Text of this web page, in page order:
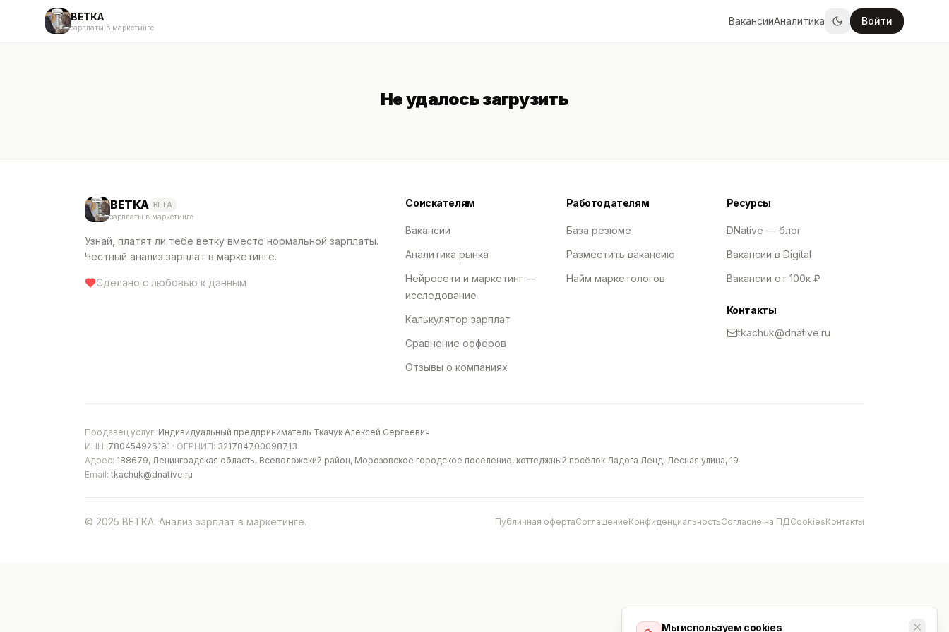
Мы используем cookies
ВЕТКА
зарплаты в маркетинге
ВакансииАналитика Войти
Не удалось загрузить
ВЕТКА BETA
зарплаты в маркетинге
Узнай, платят ли тебе ветку вместо нормальной зарплаты.
Честный анализ зарплат в маркетинге.
Сделано с любовью к данным
Соискателям
Вакансии
Аналитика рынка
Нейросети и маркетинг —
исследование
Калькулятор зарплат
Сравнение офферов
Отзывы о компаниях
Работодателям
База резюме
Разместить вакансию
Найм маркетологов
Ресурсы
DNative — блог
Вакансии в Digital
Вакансии от 100к ₽
Контакты
tkachuk@dnative.ru
Продавец услуг: Индивидуальный предприниматель Ткачук Алексей Сергеевич
ИНН: 780454926191 · ОГРНИП: 321784700098713
Адрес: 188679, Ленинградская область, Всеволожский район, Морозовское городское поселение, коттеджный посёлок Ладога Ленд, Лесная улица, 19
Email: tkachuk@dnative.ru
© 2025 ВЕТКА. Анализ зарплат в маркетинге. Публичная офертаСоглашениеКонфиденциальностьСогласие на ПДCookiesКонтакты